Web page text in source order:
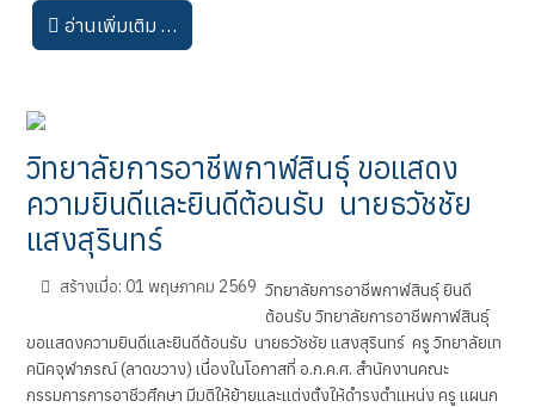
อ่านเพิ่มเติม …
วิทยาลัยการอาชีพกาฬสินธุ์ ขอแสดง
ความยินดีและยินดีต้อนรับ นายธวัชชัย
แสงสุรินทร์
สร้างเมื่อ: 01 พฤษภาคม 2569 วิทยาลัยการอาชีพกาฬสินธุ์ ยินดี
ต้อนรับ วิทยาลัยการอาชีพกาฬสินธุ์
ขอแสดงความยินดีและยินดีต้อนรับ นายธวัชชัย แสงสุรินทร์ ครู วิทยาลัยเท
คนิคจุฬาภรณ์ (ลาดขวาง) เนื่องในโอกาสที่ อ.ก.ค.ศ. สำนักงานคณะ
กรรมการการอาชีวศึกษา มีมติให้ย้ายและแต่งตั้งให้ดำรงตำแหน่ง ครู แผนก